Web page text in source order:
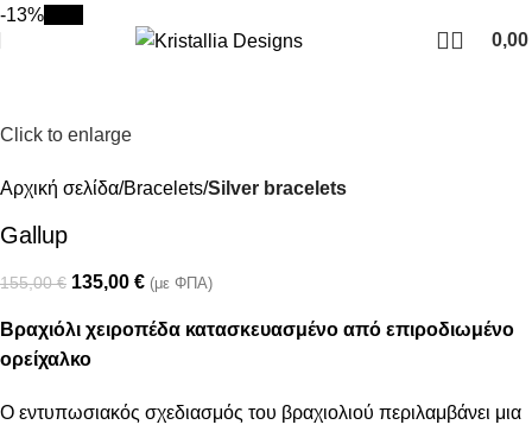
0,00
-13%
Click to enlarge
Αρχική σελίδα Bracelets Silver bracelets
Gallup
155,00€ 135,00 € (με ΦΠΑ)
Βραχιόλι χειροπέδα κατασκευασμένο από επιροδιωμένο
ορείχαλκο
Ο εντυπωσιακός σχεδιασμός του βραχιολιού περιλαμβάνει μια